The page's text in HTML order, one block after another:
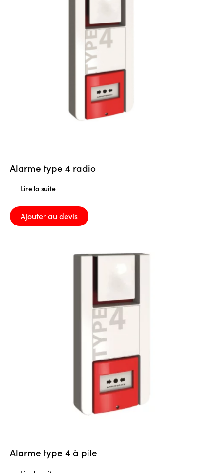
Alarme type 4 radio
Lire la suite
Ajouter au devis
Alarme type 4 à pile